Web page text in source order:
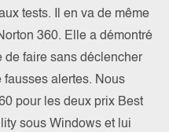
tests. Il en va de même
360. Elle a démontré
de faire sans déclencher
fausses alertes. Nous
pour les deux prix Best
sous Windows et lui